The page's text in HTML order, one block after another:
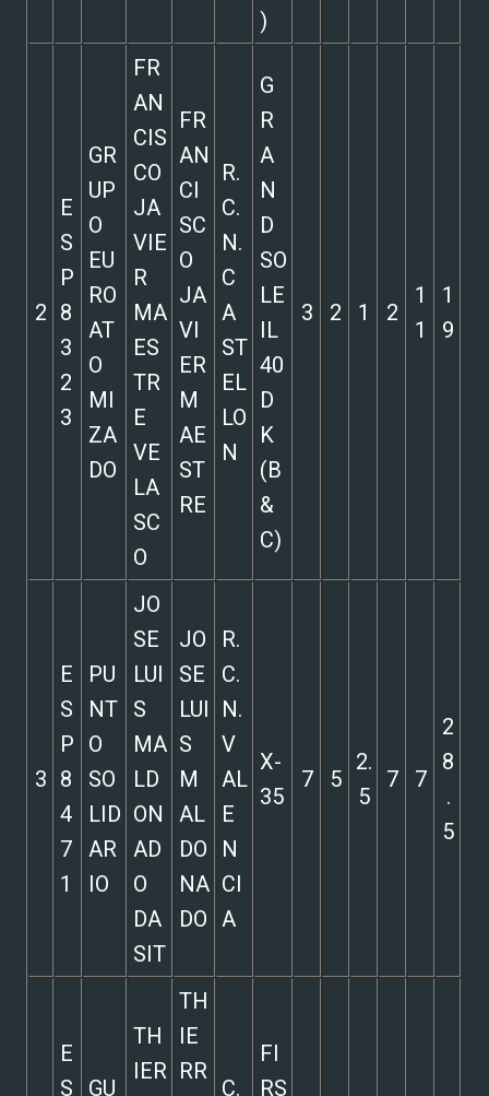
)
2
E
S
P
8
3
2
3
GR
UP
O
EU
RO
AT
O
MI
ZA
DO
FR
AN
CIS
CO
JA
VIE
R
MA
ES
TR
E
VE
LA
SC
O
FR
AN
CI
SC
O
JA
VI
ER
M
AE
ST
RE
R.
C.
N.
C
A
ST
EL
LO
N
G
R
A
N
D
SO
LE
IL
40
D
K
(B
&
C)
3 2 1 2
1
1
1
9
3
E
S
P
8
4
7
1
PU
NT
O
SO
LID
AR
IO
JO
SE
LUI
S
MA
LD
ON
AD
O
DA
SIT
JO
SE
LUI
S
M
AL
DO
NA
DO
R.
C.
N.
V
AL
E
N
CI
A
X-
35
7 5
2.
5
7 7
2
8
.
5
E
S
GU
TH
IER
TH
IE
RR
C.
FI
RS